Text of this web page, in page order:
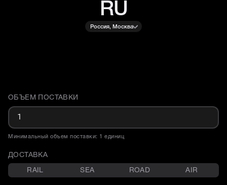
RU
Россия, Москва
Доставка и объем поставки
ОБЪЕМ ПОСТАВКИ
Минимальный объем поставки: 1 единиц
ДОСТАВКА
RAIL SEA ROAD AIR